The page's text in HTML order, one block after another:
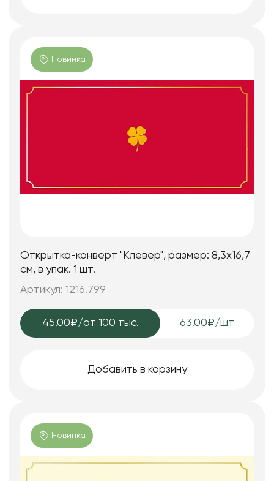
Новинка
Открытка-конверт "Клевер", размер: 8,3х16,7
см, в упак. 1 шт.
Артикул: 1216.799
45.00₽/от 100 тыс. 63.00₽/шт
Добавить в корзину
Новинка